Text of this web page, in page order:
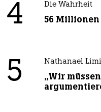
4 Die Wahrheit
56
5 Nathanael
„Wir